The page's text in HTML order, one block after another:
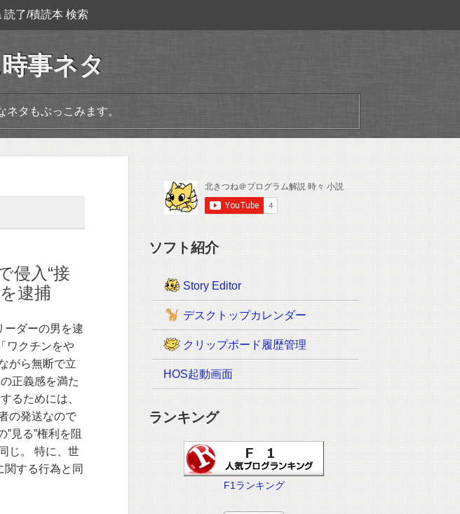
読了/積読本 検索
事ネタ
タもぶっこみます。
侵入“接
逮捕
ーダーの男を逮
ワクチンをや
がら無断で立
正義感を満た
るためには、
の発送なので
”見る”権利を阻
じ。 特に、世
関する行為と同
ソフト紹介
Story Editor
デスクトップカレンダー
クリップボード履歴管理
HOS起動画面
ランキング
F1ランキング